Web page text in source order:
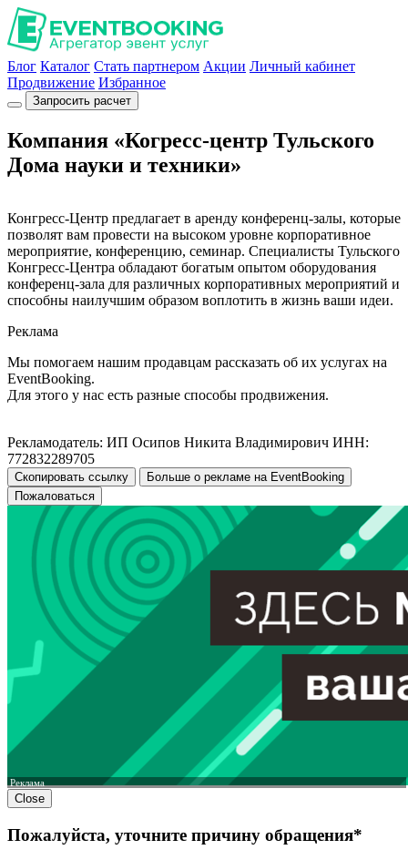
Блог Каталог Стать партнером Акции Личный кабинет
Продвижение Избранное
Запросить расчет
Компания «Когресс-центр Тульского
Дома науки и техники»
Конгресс-Центр предлагает в аренду конференц-залы, которые
позволят вам провести на высоком уровне корпоративное
мероприятие, конференцию, семинар. Специалисты Тульского
Конгресс-Центра обладают богатым опытом оборудования
конференц-зала для различных корпоративных мероприятий и
способны наилучшим образом воплотить в жизнь ваши идеи.
Реклама
Мы помогаем нашим продавцам рассказать об их услугах на
EventBooking.
Для этого у нас есть разные способы продвижения.
Рекламодатель: ИП Осипов Никита Владимирович ИНН:
772832289705
Скопировать ссылку
Больше о рекламе на EventBooking
Пожаловаться
Реклама
Close
Пожалуйста, уточните причину обращения*